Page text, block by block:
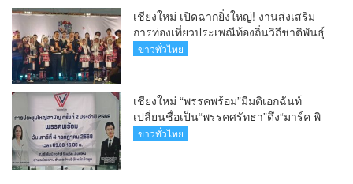
เชียงใหม่ เปิดฉากยิ่งใหญ่! งานส่งเสริม
การท่องเที่ยวประเพณีท้องถิ่นวิถีชาติพันธุ์
ล้านนา(คลิป)
ข่าวทั่วไทย
เชียงใหม่ “พรรคพร้อม”มีมติเอกฉันท์
เปลี่ยนชื่อเป็น“พรรคศรัทธา”ดึง“มาร์ค พิ
ตบูล”นำทัพกรรมการบริหารชุดใหม่(คลิป)
ข่าวทั่วไทย